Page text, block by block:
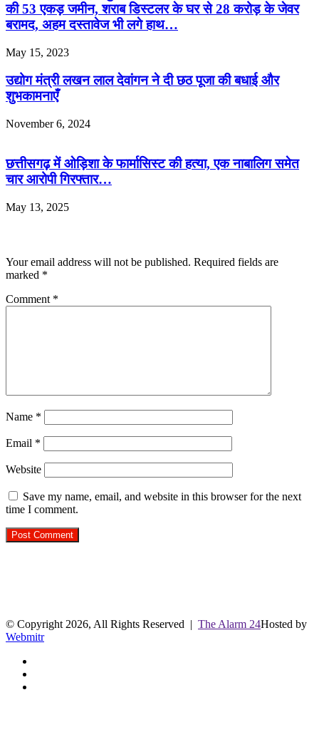
की 53 एकड़ जमीन, शराब डिस्टलर के घर से 28 करोड़ के जेवर
बरामद, अहम दस्तावेज भी लगे हाथ…
May 15, 2023
उद्योग मंत्री लखन लाल देवांगन ने दी छठ पूजा की बधाई और
शुभकामनाएँ
November 6, 2024
छत्तीसगढ़ में ओड़िशा के फार्मासिस्ट की हत्या, एक नाबालिग समेत
चार आरोपी गिरफ्तार…
May 13, 2025
Your email address will not be published. Required fields are
marked *
Comment *
Name *
Email *
Website
Save my name, email, and website in this browser for the next
time I comment.
© Copyright 2026, All Rights Reserved | The Alarm 24Hosted by
Webmitr